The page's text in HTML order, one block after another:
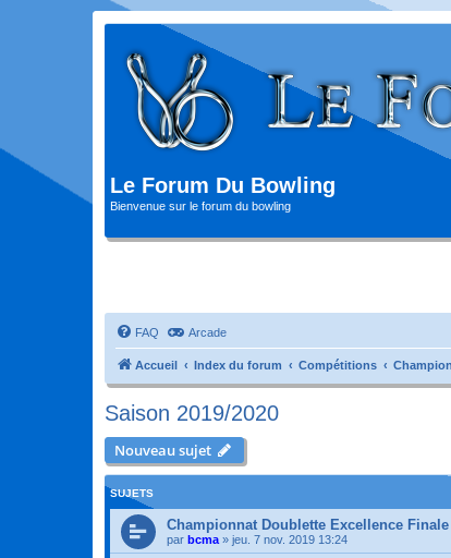
Le Forum Du Bowling
Bienvenue sur le forum du bowling
FAQ Arcade
Accueil Index du forum Compétitions
Saison 2019/2020
Nouveau sujet
SUJETS
Championnat Doublette Excellence
par bcma » jeu. 7 nov. 2019 13:24